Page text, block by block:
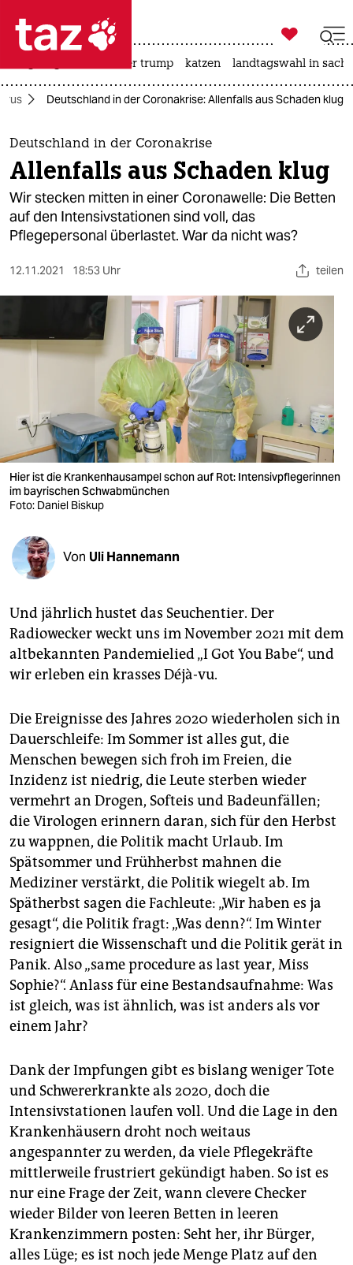
 taz zahl ich
taz zahl ich
themen
politik
öko
gesellschaft
berlin
wahrheit
verlag
verlag
shop
fragen & hilfe
unterstützen
abo
genossenschaft
epaper login

taz zahl ich
usa unter trump katzen landtagswahl in
Deutschland in der Coronakrise: Allenfalls aus Schaden klug
Deutschland in der Coronakrise
Allenfalls aus Schaden klug
Wir stecken mitten in einer Coronawelle: Die Betten
auf den Intensivstationen sind voll, das
Pflegepersonal überlastet. War da nicht was?
12.11.2021 18:53 Uhr teilen
Hier ist die Krankenhausampel schon auf Rot: Intensivpflegerinnen
im bayrischen Schwabmünchen
Foto: Daniel Biskup
Von Uli Hannemann
Und jährlich hustet das Seuchen­tier. Der
Radiowecker weckt uns im November 2021 mit dem
altbekannten Pandemielied „I Got You Babe“, und
wir erleben ein krasses Déjà-vu.
Die Ereignisse des Jahres 2020 wiederholen sich in
Dauerschleife: Im Sommer ist alles gut, die
Menschen bewegen sich froh im Freien, die
Inzidenz ist niedrig, die Leute sterben wieder
vermehrt an Drogen, Softeis und Badeunfällen;
die Virologen erinnern daran, sich für den Herbst
zu wappnen, die Politik macht Urlaub. Im
Spätsommer und Frühherbst mahnen die
Mediziner verstärkt, die Politik wiegelt ab. Im
Spätherbst sagen die Fachleute: „Wir haben es ja
gesagt“, die Politik fragt: „Was denn?“. Im Winter
resigniert die Wissenschaft und die Politik gerät in
Panik. Also „same procedure as last year, Miss
Sophie?“. Anlass für eine Bestandsaufnahme: Was
ist gleich, was ist ähnlich, was ist anders als vor
einem Jahr?
Dank der Impfungen gibt es bislang weniger Tote
und Schwer­erkrankte als 2020, doch die
Intensivstationen laufen voll. Und die Lage in den
Krankenhäusern droht noch weitaus
angespannter zu werden, da viele Pflegekräfte
mittlerweile frustriert gekündigt haben. So ist es
nur eine Frage der Zeit, wann clevere Checker
wieder Bilder von leeren Betten in leeren
Krankenzimmern posten: Seht her, ihr Bürger,
alles Lüge; es ist noch jede Menge Platz auf den